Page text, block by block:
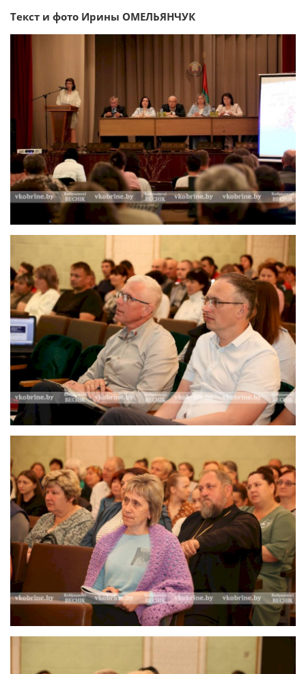
Текст и фото Ирины ОМЕЛЬЯНЧУК